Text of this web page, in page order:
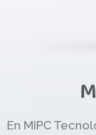
En MIPC